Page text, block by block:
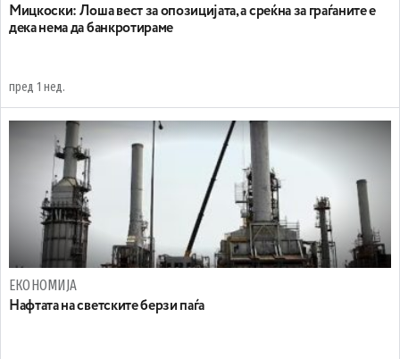
Мицкоски: Лоша вест за опозицијата, а среќна за граѓаните е
дека нема да банкротираме
пред 1 нед.
ЕКОНОМИЈА
Нафтата на светските берзи паѓа